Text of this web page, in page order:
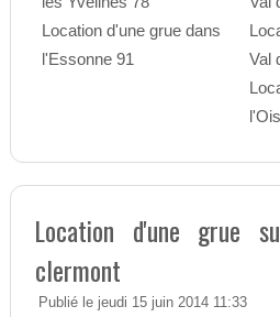
Location d'une grue dans
l'Essonne 91
Val
Location d'une grue
clermont
Publié le jeudi 15 juin 2014 11:33